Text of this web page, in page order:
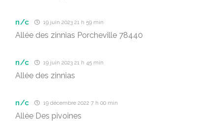
n/c 19 juin 2023 21 h 59 min
Allée des zinnias Porcheville 78440
n/c 19 juin 2023 21 h 45 min
Allée des zinnias
n/c 19 décembre 2022 7 h 00 min
Allée Des pivoines